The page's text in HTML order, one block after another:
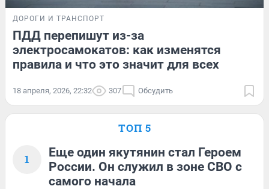
ДОРОГИ И ТРАНСПОРТ
ПДД перепишут из-за
электросамокатов: как изменятся
правила и что это значит для всех
18 апреля, 2026, 22:32 307 Обсудить
ТОП 5
1
Еще один якутянин стал Героем
России. Он служил в зоне СВО с
самого начала